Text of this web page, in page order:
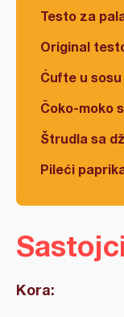
Testo za
Original
Ćufte u sosu
Čoko-moko
Štrudla sa
Pileći
Sastojci
Kora: